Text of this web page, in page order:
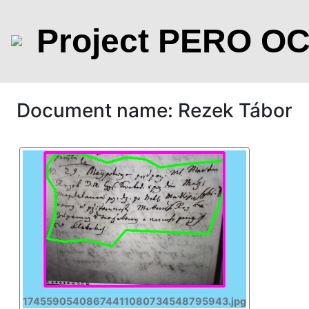
Project PERO
Document name: Rezek Tábor
17455905408674411080734548795943.jpg